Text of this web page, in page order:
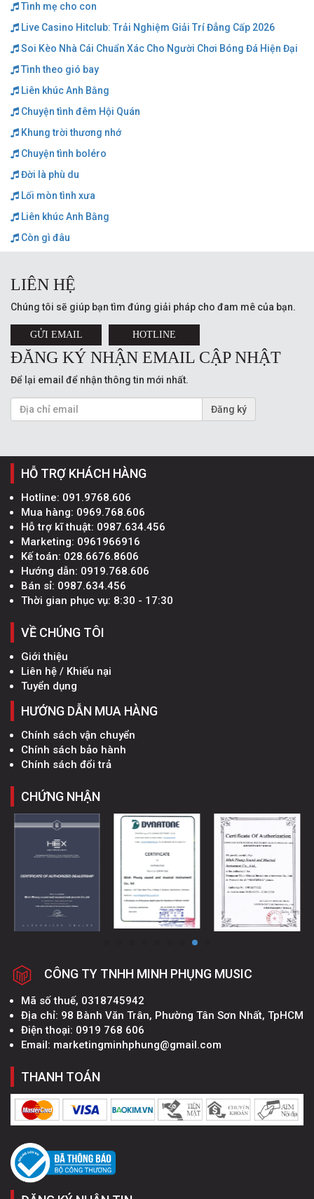
Tình mẹ cho con
Live Casino Hitclub: Trải Nghiệm Giải Trí Đẳng Cấp 2026
Soi Kèo Nhà Cái Chuẩn Xác Cho Người Chơi Bóng Đá Hiện Đại
Tình theo gió bay
Liên khúc Anh Bằng
Chuyện tình đêm Hội Quán
Khung trời thương nhớ
Chuyện tình boléro
Đời là phù du
Lối mòn tình xưa
Liên khúc Anh Bằng
Còn gì đâu
LIÊN HỆ
Chúng tôi sẽ giúp bạn tìm đúng giải pháp cho đam mê của bạn.
GỬI EMAIL HOTLINE
ĐĂNG KÝ NHẬN EMAIL CẬP NHẬT
Để lại email để nhận thông tin mới nhất.
Đăng ký
HỖ TRỢ KHÁCH HÀNG
Hotline: 091.9768.606
Mua hàng: 0969.768.606
Hỗ trợ kĩ thuật: 0987.634.456
Marketing: 0961966916
Kế toán: 028.6676.8606
Hướng dẫn: 0919.768.606
Bán sỉ: 0987.634.456
Thời gian phục vụ: 8:30 - 17:30
VỀ CHÚNG TÔI
Giới thiệu
Liên hệ / Khiếu nại
Tuyển dụng
HƯỚNG DẪN MUA HÀNG
Chính sách vận chuyển
Chính sách bảo hành
Chính sách đổi trả
CHỨNG NHẬN
CÔNG TY TNHH MINH PHỤNG MUSIC
Mã số thuế, 0318745942
Địa chỉ: 98 Bành Văn Trân, Phường Tân Sơn Nhất, TpHCM
Điện thoại: 0919 768 606
Email: marketingminhphung@gmail.com
THANH TOÁN